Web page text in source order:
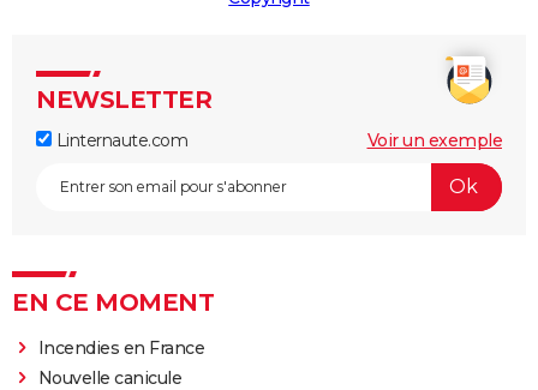
NEWSLETTER
Linternaute.com Voir un exemple
EN CE MOMENT
Incendies en France
Nouvelle canicule